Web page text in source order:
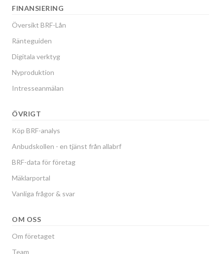
FINANSIERING
Översikt BRF-Lån
Ränteguiden
Digitala verktyg
Nyproduktion
Intresseanmälan
ÖVRIGT
Köp BRF-analys
Anbudskollen - en tjänst från allabrf
BRF-data för företag
Mäklarportal
Vanliga frågor & svar
OM OSS
Om företaget
Team